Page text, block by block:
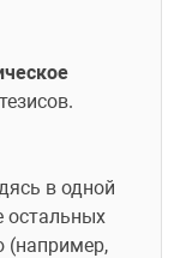
в одной
остальных
(например,